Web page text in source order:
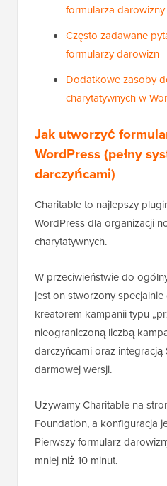
formularza darowizny
Często zadawane
formularzy darowizn
Dodatkowe zasoby
charytatywnych w
Jak utworzyć
WordPress (pełny
darczyńcami)
Charitable to najlepszy
WordPress dla organizacji
charytatywnych.
W przeciwieństwie do
jest on stworzony
kreatorem kampanii typu
nieograniczoną liczbą
darczyńcami oraz integracją
darmowej wersji.
Używamy Charitable na
Foundation, a konfiguracja
Pierwszy formularz
mniej niż 10 minut.